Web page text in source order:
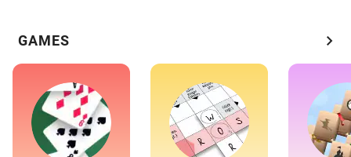
GAMES chevron_right